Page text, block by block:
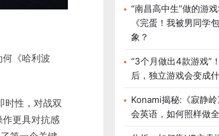
何《哈利波
时性，对战双
更具对抗感
“南昌高中生”做的游
《完蛋！我被男同学
象？
“3个月做出4款游戏”
后，独立游戏会变成
Konami揭秘:《寂静
会英语，如何照样做